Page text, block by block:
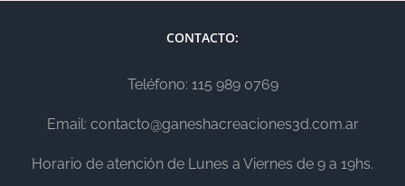
CONTACTO:
Teléfono: 115 989 0769
Email: contacto@ganeshacreaciones3d.com.ar
Horario de atención de Lunes a Viernes de 9 a 19hs.